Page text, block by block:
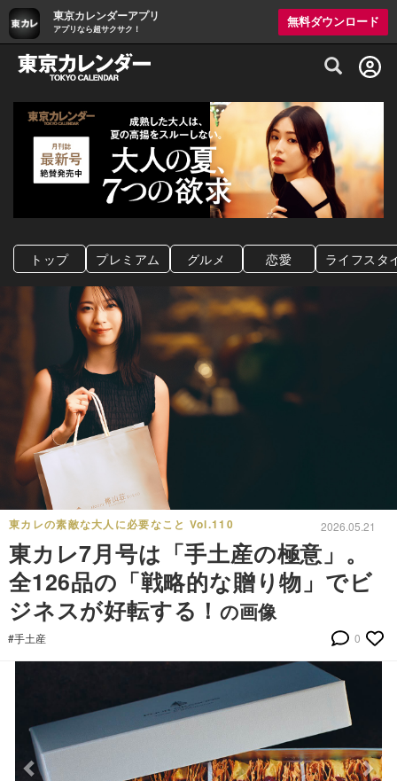
東京カレンダーアプリ
アプリなら超サクサク！
無料ダウンロード
グルメ情報・プレミアムレストラン予約
トップ プレミアム グルメ 恋愛 ライフスタ
東カレの素敵な大人に必要なこと Vol.110 2026.05.21
東カレ7月号は「手土産の極意」。
全126品の「戦略的な贈り物」でビ
ジネスが好転する！の画像
#手土産 0